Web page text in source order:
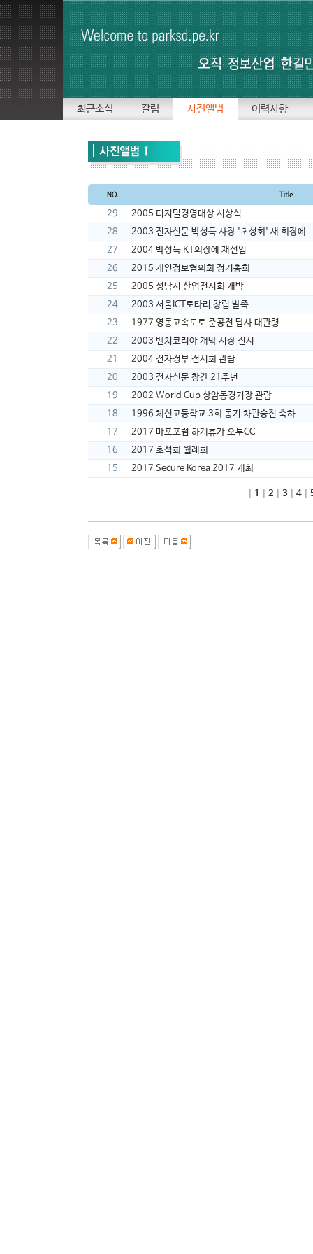
최근소식 칼럼 사진앨범 이력사항
29
2005 디지털경영대상 시상식
28
2003 전자신문 박성득 사장 '초성회' 새 회장에
27
2004 박성득 KT의장에 재선임
26
2015 개인정보협의회 정기총회
25
2005 성남시 산업전시회 개박
24
2003 서울ICT로타리 창립 발족
23
1977 영동고속도로 준공전 답사 대관령
22
2003 벤쳐코리아 개막 시장 전시
21
2004 전자정부 전시회 관람
20
2003 전자신문 창간 21주년
19
2002 World Cup 상암동경기장 관람
18
1996 체신고등학교 3회 동기 차관승진 축하
17
2017 마포포럼 하계휴가 오투CC
16
2017 초석회 월례회
15
2017 Secure Korea 2017 개최
1 2 3 4